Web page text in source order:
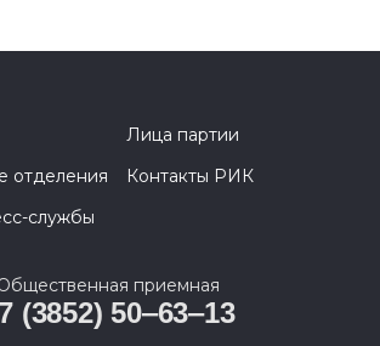
Лица партии
отделения
Контакты РИК
службы
приемная
(3852) 50‒63‒13